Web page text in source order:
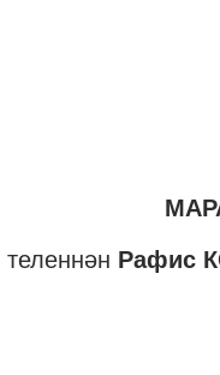
теленнән Рафис